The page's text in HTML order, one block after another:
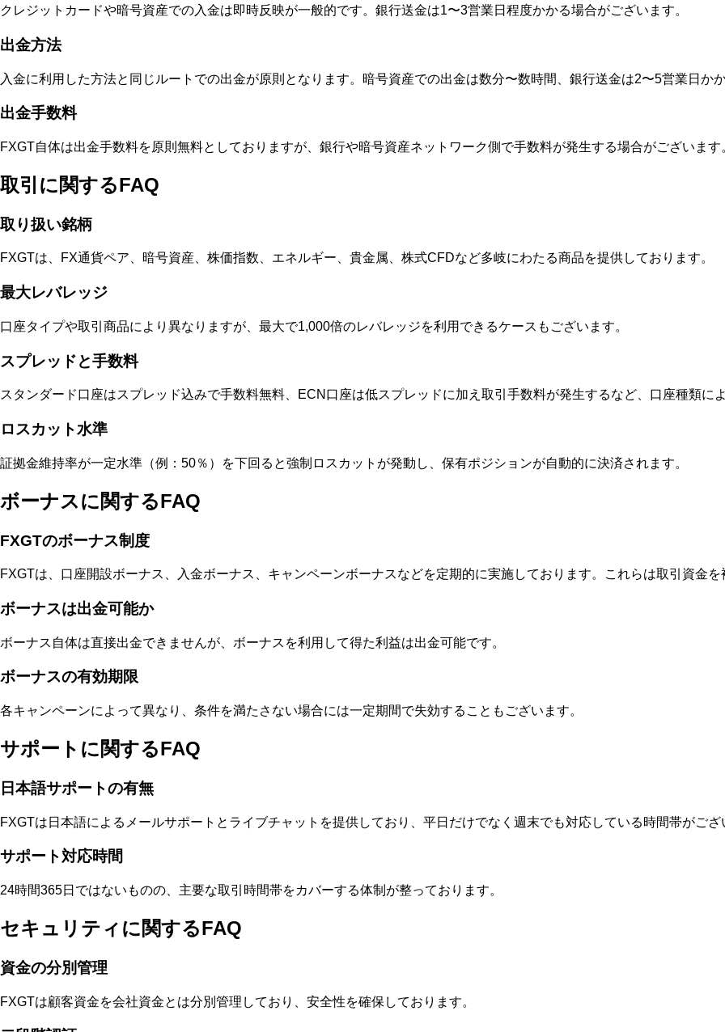
クレジットカードや暗号資産での入金は即時反映が一般的です。銀行送金は1〜3営業日程度かかる場合がございます。
出金方法
入金に利用した方法と同じルートでの出金が原則となります。暗号資産での出金は数分〜数時間、銀行送金は2〜5営業日か
出金手数料
FXGT自体は出金手数料を原則無料としておりますが、銀行や暗号資産ネットワーク側で手数料が発生する場合がございます
取引に関するFAQ
取り扱い銘柄
FXGTは、FX通貨ペア、暗号資産、株価指数、エネルギー、貴金属、株式CFDなど多岐にわたる商品を提供しております。
最大レバレッジ
口座タイプや取引商品により異なりますが、最大で1,000倍のレバレッジを利用できるケースもございます。
スプレッドと手数料
スタンダード口座はスプレッド込みで手数料無料、ECN口座は低スプレッドに加え取引手数料が発生するなど、口座種類に
ロスカット水準
証拠金維持率が一定水準（例：50％）を下回ると強制ロスカットが発動し、保有ポジションが自動的に決済されます。
ボーナスに関するFAQ
FXGTのボーナス制度
FXGTは、口座開設ボーナス、入金ボーナス、キャンペーンボーナスなどを定期的に実施しております。これらは取引資金
ボーナスは出金可能か
ボーナス自体は直接出金できませんが、ボーナスを利用して得た利益は出金可能です。
ボーナスの有効期限
各キャンペーンによって異なり、条件を満たさない場合には一定期間で失効することもございます。
サポートに関するFAQ
日本語サポートの有無
FXGTは日本語によるメールサポートとライブチャットを提供しており、平日だけでなく週末でも対応している時間帯がござ
サポート対応時間
24時間365日ではないものの、主要な取引時間帯をカバーする体制が整っております。
セキュリティに関するFAQ
資金の分別管理
FXGTは顧客資金を会社資金とは分別管理しており、安全性を確保しております。